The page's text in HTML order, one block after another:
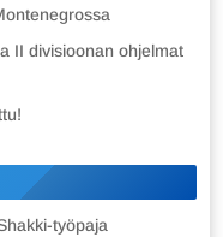
II divisioonan ohjelmat
työpaja